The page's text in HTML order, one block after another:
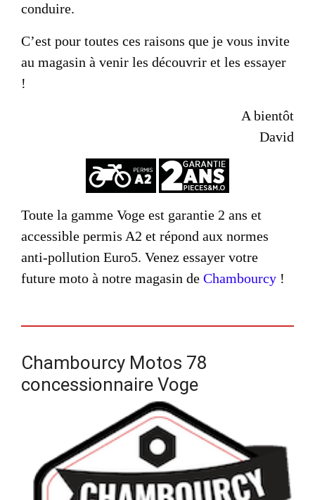
conduire.
C’est pour toutes ces raisons que je vous invite
au magasin à venir les découvrir et les essayer
!
A bientôt
David
Toute la gamme Voge est garantie 2 ans et
accessible permis A2 et répond aux normes
anti-pollution Euro5. Venez essayer votre
future moto à notre magasin de Chambourcy !
Chambourcy Motos 78
concessionnaire Voge